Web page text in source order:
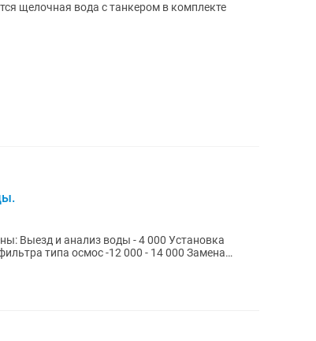
воды с двойным кранчиком Имеется щелочная вода с танкером в комплекте